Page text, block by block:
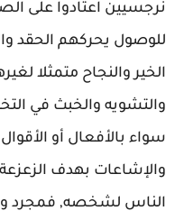
نرجسيين اعتادوا على
للوصول يحركهم الحقد
الخير والنجاح متمثلا
والتشويه والخبث في
سواء بالأفعال أو
والإشاعات بهدف
الناس لشخصه, فمجرد